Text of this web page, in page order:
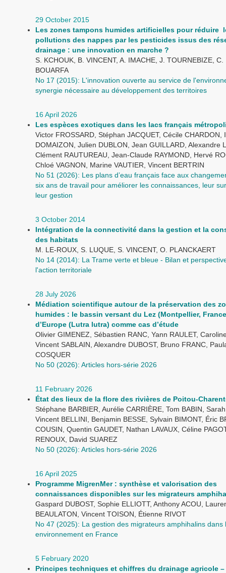
29 October 2015
Les zones tampons humides artificielles pour réduire
pollutions des nappes par les pesticides issus des
drainage : une innovation en marche ?
S. KCHOUK, B. VINCENT, A. IMACHE, J. TOURNEBIZE, C.
BOUARFA
No 17 (2015): L'innovation ouverte au service de
synergie nécessaire au développement des territoires
16 April 2026
Les espèces exotiques dans les lacs français
Victor FROSSARD, Stéphan JACQUET, Cécile CHARDON,
DOMAIZON, Julien DUBLON, Jean GUILLARD, Alexandre
Clément RAUTUREAU, Jean-Claude RAYMOND, Hervé
Chloé VAGNON, Marine VAUTIER, Vincent BERTRIN
No 51 (2026): Les plans d’eau français face aux
six ans de travail pour améliorer les connaissances, leur
leur gestion
3 October 2014
Intégration de la connectivité dans la gestion et la
des habitats
M. LE-ROUX, S. LUQUE, S. VINCENT, O. PLANCKAERT
No 14 (2014): La Trame verte et bleue - Bilan et
l'action territoriale
28 July 2026
Médiation scientifique autour de la préservation des
humides : le bassin versant du Lez (Montpellier,
d’Europe (Lutra lutra) comme cas d’étude
Olivier GIMENEZ, Sébastien RANC, Yann RAULET,
Vincent SABLAIN, Alexandre DUBOST, Bruno FRANC,
COSQUER
No 50 (2026): Articles hors-série 2026
11 February 2026
État des lieux de la flore des rivières de Poitou-
Stéphane BARBIER, Aurélie CARRIÈRE, Tom BABIN,
Vincent BELLINI, Benjamin BESSE, Sylvain BIMONT, Éric
COUSIN, Quentin GAUDET, Nathan LAVAUX, Céline
RENOUX, David SUAREZ
No 50 (2026): Articles hors-série 2026
16 April 2025
Programme MigrenMer : synthèse et valorisation des
connaissances disponibles sur les migrateurs
Gaspard DUBOST, Sophie ELLIOTT, Anthony ACOU,
BEAULATON, Vincent TOISON, Étienne RIVOT
No 47 (2025): La gestion des migrateurs amphihalins dans
environnement en France
5 February 2020
Principes techniques et chiffres du drainage agricole –